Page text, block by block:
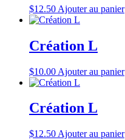
$12.50 Ajouter au panier
Création L
$10.00 Ajouter au panier
Création L
$12.50 Ajouter au panier